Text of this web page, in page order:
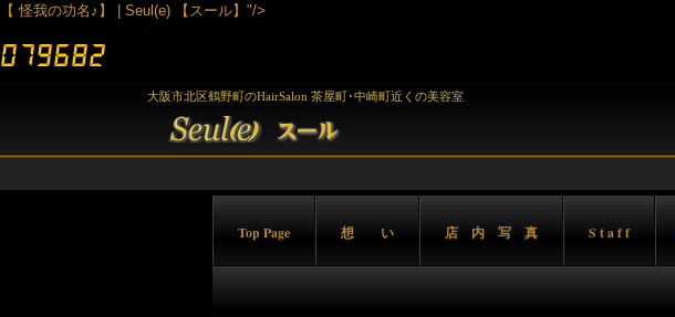
【 怪我の功名♪】 | Seul(e) 【スール】"/>
大阪市北区鶴野町のHairSalon 茶屋町･中崎町近くの美容室
Top Page 想 い 店 内 写 真 S t a f f